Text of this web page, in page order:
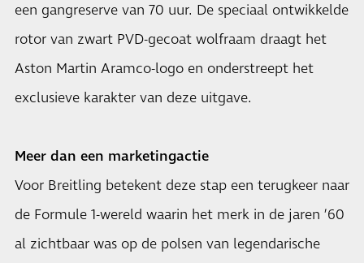
een gangreserve van 70 uur. De speciaal ontwikkelde
rotor van zwart PVD-gecoat wolfraam draagt het
Aston Martin Aramco-logo en onderstreept het
exclusieve karakter van deze uitgave.
Meer dan een marketingactie
Voor Breitling betekent deze stap een terugkeer naar
de Formule 1-wereld waarin het merk in de jaren ’60
al zichtbaar was op de polsen van legendarische